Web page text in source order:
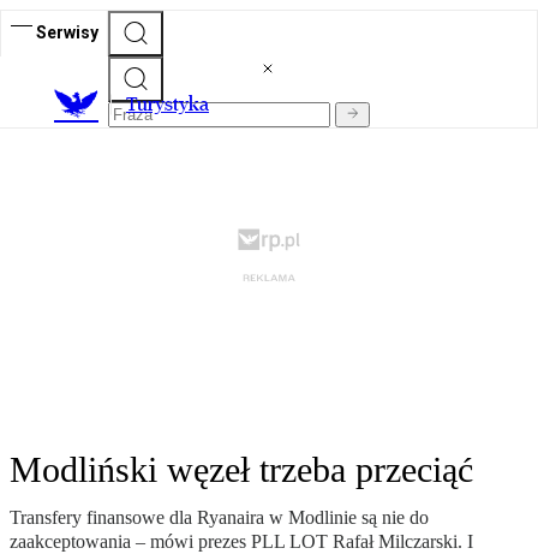
Serwisy
Turystyka
Modliński węzeł trzeba przeciąć
Transfery finansowe dla Ryanaira w Modlinie są nie do
zaakceptowania – mówi prezes PLL LOT Rafał Milczarski. I